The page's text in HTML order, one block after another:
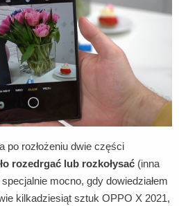
po rozłożeniu dwie części
rozedrgać lub rozkołysać (inna
mocno, gdy dowiedziałem
kilkadziesiąt sztuk OPPO X 2021,